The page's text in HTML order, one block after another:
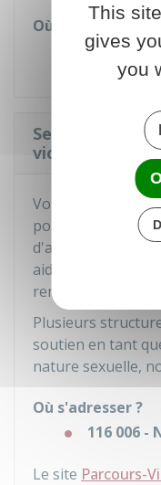
Où s'adresser ?
Se rapprocher
victimes
Vous pouvez
pour mineurs ou
d'agression
aider, vous guidez
renseigner sur vos
Plusieurs
soutien en tant
nature sexuelle,
Où s'adresser ?
116 006 -
Le site Parcours-
This
gives
you